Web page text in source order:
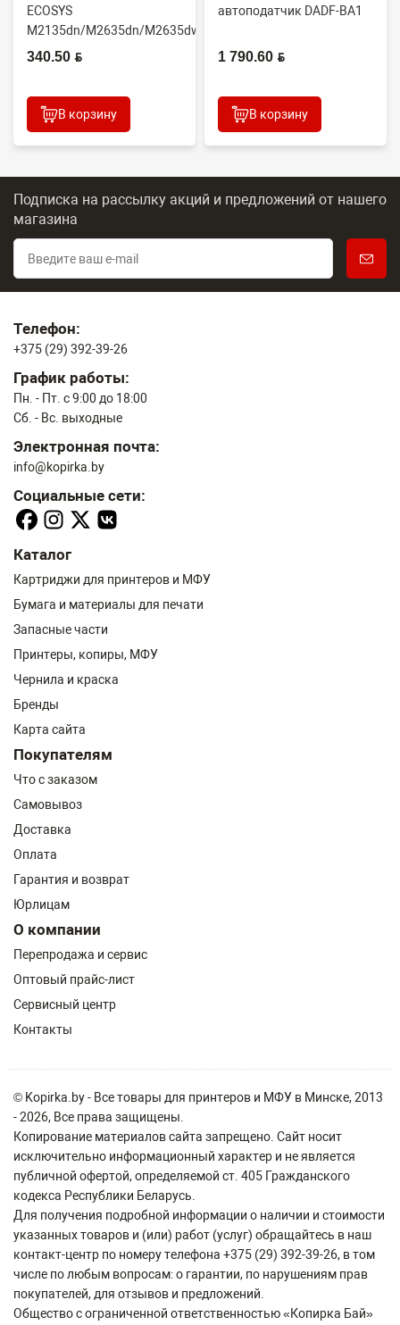
ECOSYS
M2135dn/M2635dn/M2635dw/M2735dw
(OEM) 302S093010
340.50 BYN
В корзину
автоподатчик DADF-BA1
1 790.60 BYN
В корзину
Подписка на рассылку акций и предложений от нашего
магазина
Телефон:
+375 (29) 392-39-26
График работы:
Пн. - Пт. с 9:00 до 18:00
Сб. - Вс. выходные
Электронная почта:
info@kopirka.by
Социальные сети:
Каталог
Картриджи для принтеров и МФУ
Бумага и материалы для печати
Запасные части
Принтеры, копиры, МФУ
Чернила и краска
Бренды
Карта сайта
Покупателям
Что с заказом
Самовывоз
Доставка
Оплата
Гарантия и возврат
Юрлицам
О компании
Перепродажа и сервис
Оптовый прайс-лист
Сервисный центр
Контакты
© Kopirka.by - Все товары для принтеров и МФУ в Минске, 2013
- 2026, Все права защищены.
Копирование материалов сайта запрещено. Сайт носит
исключительно информационный характер и не является
публичной офертой, определяемой ст. 405 Гражданского
кодекса Республики Беларусь.
Для получения подробной информации о наличии и стоимости
указанных товаров и (или) работ (услуг) обращайтесь в наш
контакт-центр по номеру телефона +375 (29) 392-39-26, в том
числе по любым вопросам: о гарантии, по нарушениям прав
покупателей, для отзывов и предложений.
Общество с ограниченной ответственностью «Копирка Бай»